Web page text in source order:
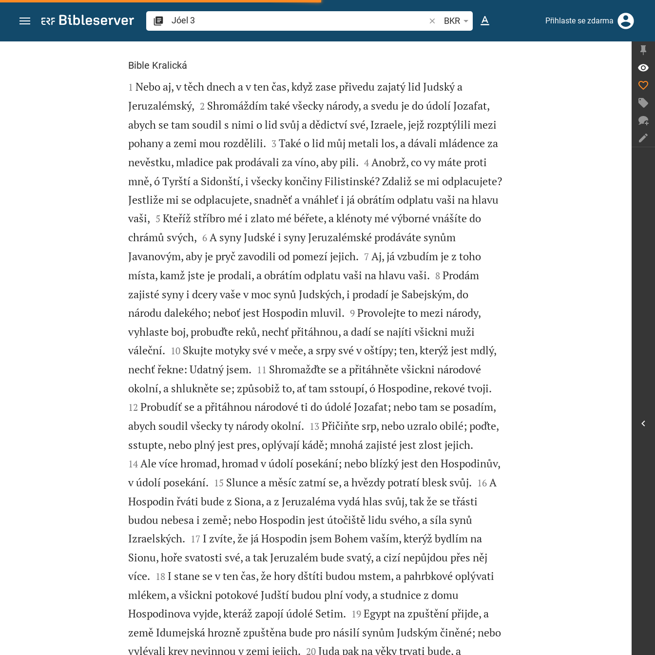
Přejít na obsah
Vyhledat biblický verš nebo slovo
BKR Přihlaste se zdarma
Jóel 3
Bible Kralická

1 Nebo aj, v těch dnech a v ten čas, když zase přivedu zajatý lid Judský a
Jeruzalémský,
2 Shromáždím také všecky národy, a svedu je do údolí Jozafat,
abych se tam soudil s nimi o lid svůj a dědictví své, Izraele, jejž rozptýlili mezi
pohany a zemi mou rozdělili.
3 Také o lid můj metali los, a dávali mládence za
nevěstku, mladice pak prodávali za víno, aby pili.
4 Anobrž, co vy máte proti
mně, ó Tyrští a Sidonští, i všecky končiny Filistinské? Zdaliž se mi odplacujete?
Jestliže mi se odplacujete, snadněť a vnáhleť i já obrátím odplatu vaši na hlavu
vaši,
5 Kteříž stříbro mé i zlato mé béřete, a klénoty mé výborné vnášíte do
chrámů svých,
6 A syny Judské i syny Jeruzalémské prodáváte synům
Javanovým, aby je pryč zavodili od pomezí jejich.
7 Aj, já vzbudím je z toho
místa, kamž jste je prodali, a obrátím odplatu vaši na hlavu vaši.
8 Prodám
zajisté syny i dcery vaše v moc synů Judských, i prodadí je Sabejským, do
národu dalekého; neboť jest Hospodin mluvil.
9 Provolejte to mezi národy,
vyhlaste boj, probuďte reků, nechť přitáhnou, a dadí se najíti všickni muži
váleční.
10 Skujte motyky své v meče, a srpy své v oštípy; ten, kterýž jest mdlý,
nechť řekne: Udatný jsem.
11 Shromažďte se a přitáhněte všickni národové
okolní, a shlukněte se; způsobiž to, ať tam sstoupí, ó Hospodine, rekové tvoji.
12 Probudíť se a přitáhnou národové ti do údolé Jozafat; nebo tam se posadím,
abych soudil všecky ty národy okolní.
13 Přičiňte srp, nebo uzralo obilé; poďte,
sstupte, nebo plný jest pres, oplývají kádě; mnohá zajisté jest zlost jejich.
14 Ale více hromad, hromad v údolí posekání; nebo blízký jest den Hospodinův,
v údolí posekání.
15 Slunce a měsíc zatmí se, a hvězdy potratí blesk svůj.
16 A
Hospodin řváti bude z Siona, a z Jeruzaléma vydá hlas svůj, tak že se třásti
budou nebesa i země; nebo Hospodin jest útočiště lidu svého, a síla synů
Izraelských.
17 I zvíte, že já Hospodin jsem Bohem vaším, kterýž bydlím na
Sionu, hoře svatosti své, a tak Jeruzalém bude svatý, a cizí nepůjdou přes něj
více.
18 I stane se v ten čas, že hory dštíti budou mstem, a pahrbkové oplývati
mlékem, a všickni potokové Judští budou plní vody, a studnice z domu
Hospodinova vyjde, kteráž zapojí údolé Setim.
19 Egypt na zpuštění přijde, a
země Idumejská hrozně zpuštěna bude pro násilí synům Judským činěné; nebo
vylévali krev nevinnou v zemi jejich.
20 Juda pak na věky trvati bude, a